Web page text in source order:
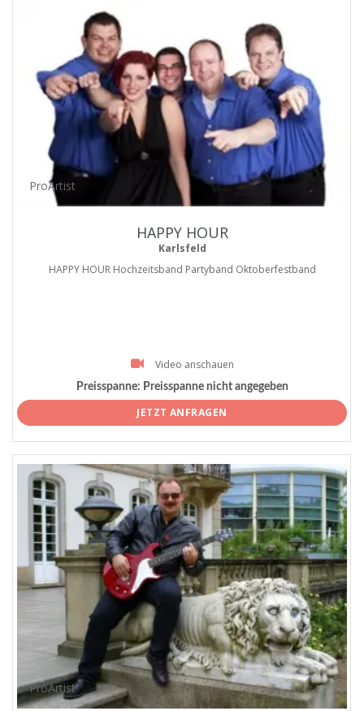
ProArtist
HAPPY HOUR
Karlsfeld
HAPPY HOUR Hochzeitsband Partyband Oktoberfestband
Video anschauen
Preisspanne: Preisspanne nicht angegeben
JETZT ANFRAGEN
ProArtist